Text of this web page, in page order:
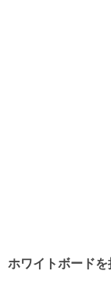
ホワイトボード